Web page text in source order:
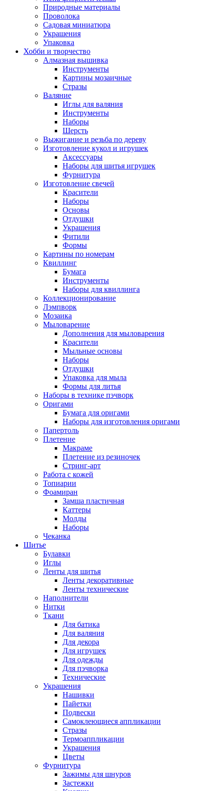
Природные материалы
Проволока
Садовая миниатюра
Украшения
Упаковка
Хобби и творчество
Алмазная вышивка
Инструменты
Картины мозаичные
Стразы
Валяние
Иглы для валяния
Инструменты
Наборы
Шерсть
Выжигание и резьба по дереву
Изготовление кукол и игрушек
Аксессуары
Наборы для шитья игрушек
Фурнитура
Изготовление свечей
Красители
Наборы
Основы
Отдушки
Украшения
Фитили
Формы
Картины по номерам
Квиллинг
Бумага
Инструменты
Наборы для квиллинга
Коллекционирование
Лэмпворк
Мозаика
Мыловарение
Дополнения для мыловарения
Красители
Мыльные основы
Наборы
Отдушки
Упаковка для мыла
Формы для литья
Наборы в технике пэчворк
Оригами
Бумага для оригами
Наборы для изготовления оригами
Папертоль
Плетение
Макраме
Плетение из резиночек
Стринг-арт
Работа с кожей
Топиарии
Фоамиран
Замша пластичная
Каттеры
Молды
Наборы
Чеканка
Шитье
Булавки
Иглы
Ленты для шитья
Ленты декоративные
Ленты технические
Наполнители
Нитки
Ткани
Для батика
Для валяния
Для декора
Для игрушек
Для одежды
Для пэчворка
Технические
Украшения
Нашивки
Пайетки
Подвески
Самоклеющиеся аппликации
Стразы
Термоаппликации
Украшения
Цветы
Фурнитура
Зажимы для шнуров
Застежки